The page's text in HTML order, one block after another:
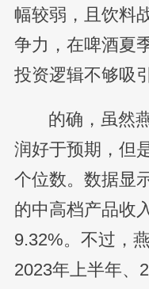
幅较弱，且饮料
争力，在啤酒夏
投资逻辑不够吸
的确，虽然
润好于预期，但
个位数。数据显
的中高档产品收
9.32%。不过，
2023年上半年、